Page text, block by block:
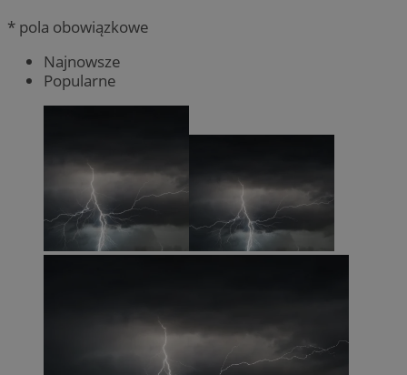
* pola obowiązkowe
Najnowsze
Popularne